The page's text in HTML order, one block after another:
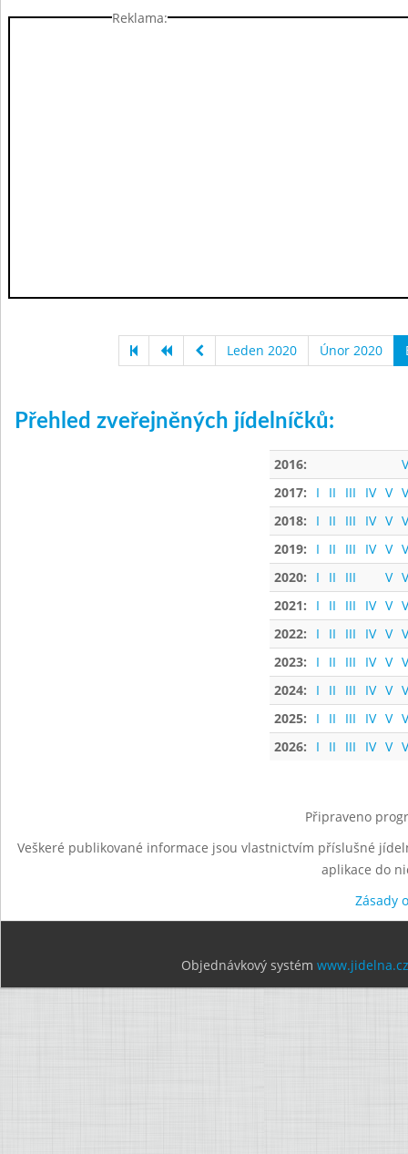
Reklama:
Leden 2020 Únor 2020
Přehled zveřejněných jídelníčků:
2016:
2017:
I II III IV V
2018:
I II III IV V
2019:
I II III IV V
2020:
I II III V
2021:
I II III IV V
2022:
I II III IV V
2023:
I II III IV V
2024:
I II III IV V
2025:
I II III IV V
2026:
I II III IV V
Připraveno
Veškeré publikované informace jsou vlastnictvím příslušné
aplikace do
Zásady
Objednávkový systém www.jidelna.cz